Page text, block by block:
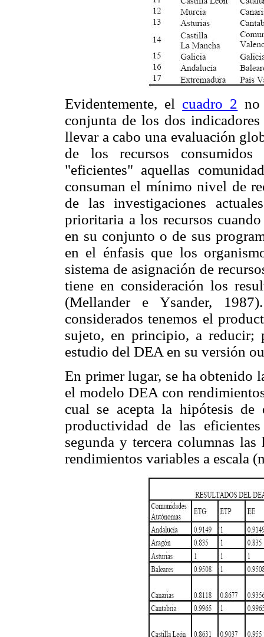
Evidentemente, el cuadro 2 no
conjunta de los dos
llevar a cabo una evaluación
de los recursos consumidos
"eficientes" aquellas
consuman el mínimo nivel de
de las investigaciones
prioritaria a los recursos
en su conjunto o de sus
en el énfasis que los
sistema de asignación de
tiene en consideración los
(Mellander e Ysander,
considerados tenemos el
sujeto, en principio, a reducir;
estudio del DEA en su versión
En primer lugar, se ha obtenido
el modelo DEA con
cual se acepta la hipótesis de
productividad de las
segunda y tercera columnas
rendimientos variables a escala